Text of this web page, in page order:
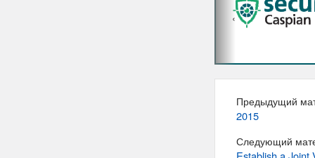
‹
Предыдущий
2015
Следующий